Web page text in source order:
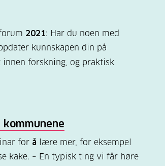
2021: Har du noen med
kunnskapen din på
forskning, og praktisk
for å lære mer, for eksempel
kake. – En typisk ting vi får høre